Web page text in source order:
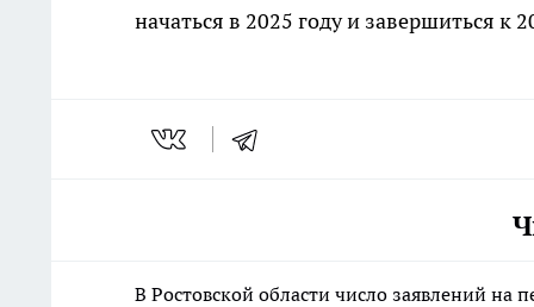
начаться в 2025 году и завершиться к
В Ростовской области число заявлений на